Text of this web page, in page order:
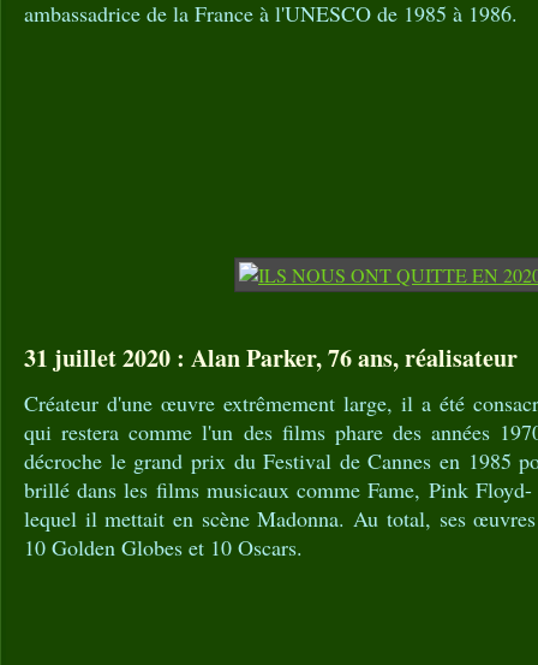
ambassadrice de la France à l'UNESCO de 1985 à 1986.
31 juillet 2020 : Alan Parker, 76 ans, réalisateur
Créateur d'une œuvre extrêmement large, il a été
qui restera comme l'un des films phare des années
décroche le grand prix du Festival de Cannes en 1985
brillé dans les films musicaux comme Fame, Pink
lequel il mettait en scène Madonna. Au total, ses
10 Golden Globes et 10 Oscars.